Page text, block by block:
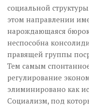
социальной
этом направлении
нарождающаяся
неспособна
правящей группы
Тем самым
регулирование
элиминировано как
Социализм, под